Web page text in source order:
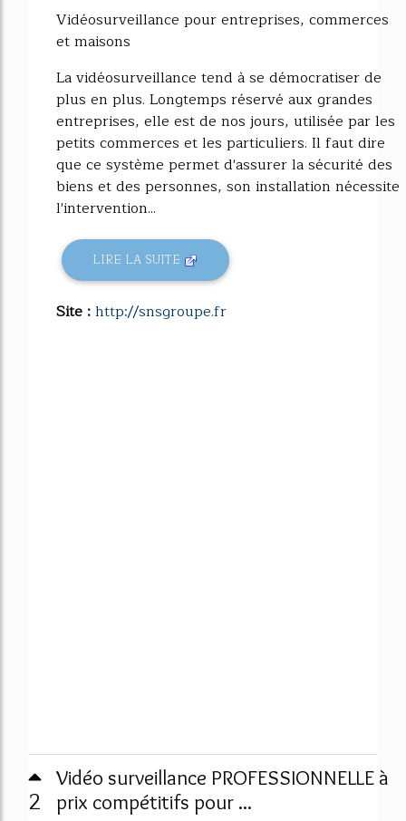
Vidéosurveillance pour entreprises, commerces
et maisons
La vidéosurveillance tend à se démocratiser de
plus en plus. Longtemps réservé aux grandes
entreprises, elle est de nos jours, utilisée par les
petits commerces et les particuliers. Il faut dire
que ce système permet d'assurer la sécurité des
biens et des personnes, son installation nécessite
l'intervention...
LIRE LA SUITE
Site :http://snsgroupe.fr
2
Vidéo surveillance PROFESSIONNELLE à
prix compétitifs pour ...